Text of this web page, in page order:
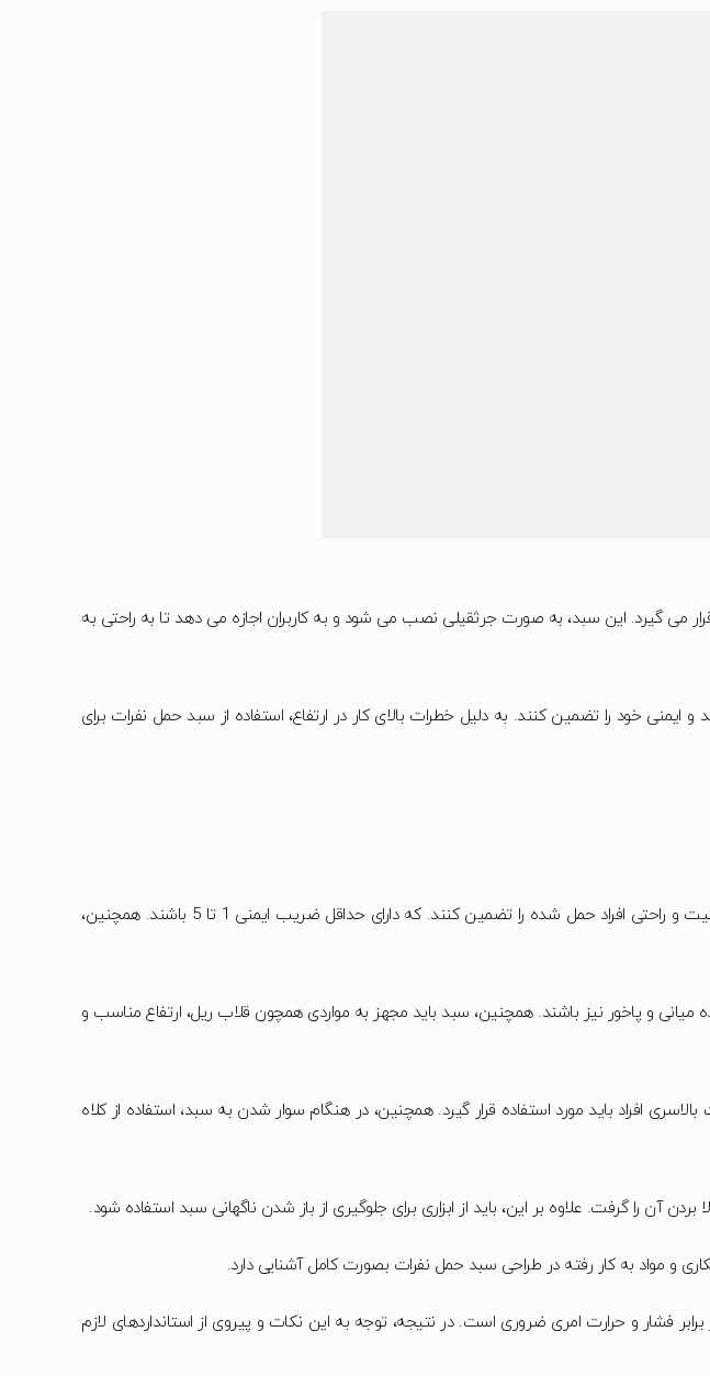
می گیرد. این سبد، به صورت جرثقیلی نصب می شود و به کاربران اجازه می دهد تا به راحتی به
خود را تضمین کنند. به دلیل خطرات بالای کار در ارتفاع، استفاده از سبد حمل نفرات برای
، باید آن ها به گونه ای طراحی شوند که، امنیت و راحتی افراد حمل شده را تضمین کنند. که دارای حداقل ضریب ایمنی 1 تا 5 باشند. همچنین،
میانی و پاخور نیز باشند. همچنین، سبد باید مجهز به مواردی همچون قلاب ریل، ارتفاع مناسب و
افراد باید مورد استفاده قرار گیرد. همچنین، در هنگام سوار شدن به سبد، استفاده از کلاه
آن را گرفت. علاوه بر این، باید از ابزاری برای جلوگیری از باز شدن ناگهانی سبد استفاده شود.
مواد به کار رفته در طراحی سبد حمل نفرات بصورت کامل آشنایی دارد.
فشار و حرارت امری ضروری است. در نتیجه، توجه به این نکات و پیروی از استانداردهای لازم